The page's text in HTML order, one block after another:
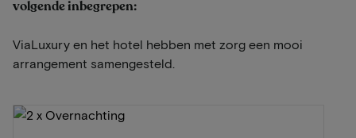
volgende inbegrepen:
ViaLuxury en het hotel hebben met zorg een mooi
arrangement samengesteld.